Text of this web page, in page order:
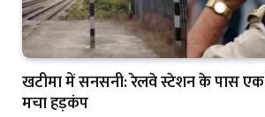
खटीमा में सनसनी: रेलवे स्टेशन के पास
मचा हड़कंप